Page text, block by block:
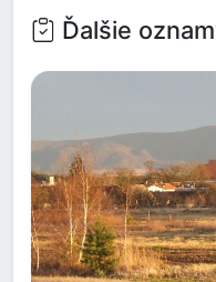
Ďalšie